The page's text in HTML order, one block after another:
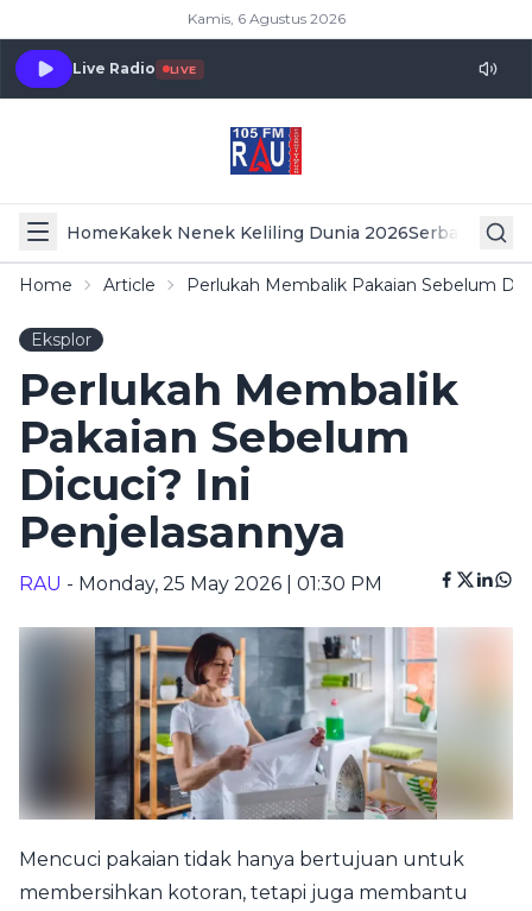
Kamis, 6 Agustus 2026
Live Radio LIVE
HomeKakek Nenek Keliling Dunia 2026Serba Serbi
Home Article Perlukah Membalik Pakaian Sebelum
Eksplor
Perlukah Membalik
Pakaian Sebelum
Dicuci? Ini
Penjelasannya
RAU - Monday, 25 May 2026 | 01:30 PM
Mencuci pakaian tidak hanya bertujuan untuk
membersihkan kotoran, tetapi juga membantu